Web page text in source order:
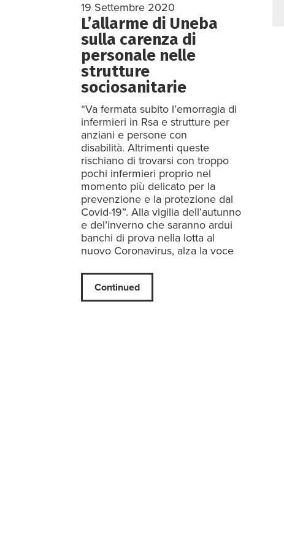
19 Settembre 2020
L’allarme di Uneba
sulla carenza di
personale nelle
strutture
sociosanitarie
“Va fermata subito l’emorragia di
infermieri in Rsa e strutture per
anziani e persone con
disabilità. Altrimenti queste
rischiano di trovarsi con troppo
pochi infermieri proprio nel
momento più delicato per la
prevenzione e la protezione dal
Covid-19”. Alla vigilia dell’autunno
e del’inverno che saranno ardui
banchi di prova nella lotta al
nuovo Coronavirus, alza la voce
Continued